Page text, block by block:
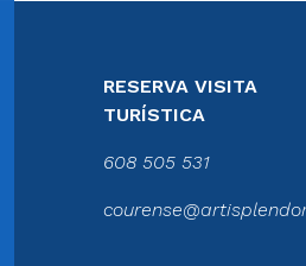
RESERVA VISITA
TURÍSTICA
608 505 531